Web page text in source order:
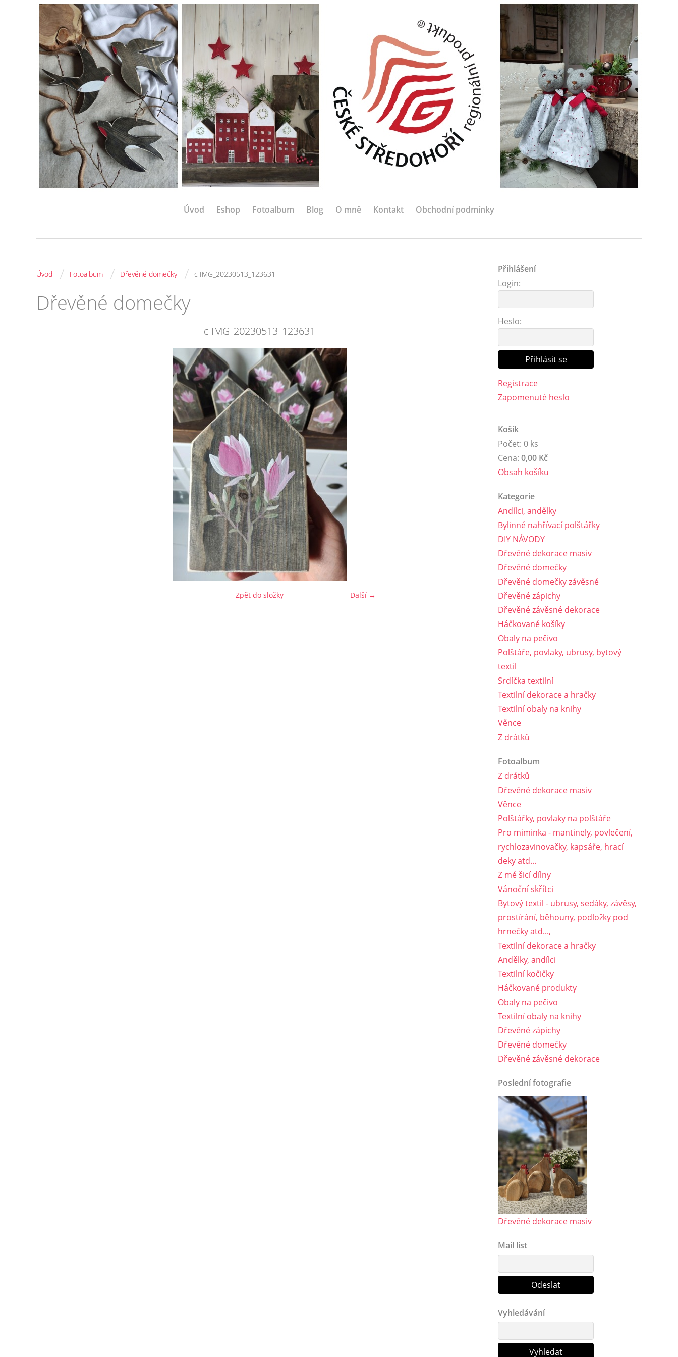
Úvod Eshop Fotoalbum Blog O mně Kontakt Obchodní podmínky
Úvod / Fotoalbum / Dřevěné domečky / c IMG_20230513_123631
Dřevěné domečky
c IMG_20230513_123631
Další →
Zpět do složky
Přihlášení
Login:
Heslo:
Registrace
Zapomenuté heslo
Košík
Počet: 0 ks
Cena: 0,00 Kč
Obsah košíku
Kategorie
Andílci, andělky
Bylinné nahřívací polštářky
DIY NÁVODY
Dřevěné dekorace masiv
Dřevěné domečky
Dřevěné domečky závěsné
Dřevěné zápichy
Dřevěné závěsné dekorace
Háčkované košíky
Obaly na pečivo
Polštáře, povlaky, ubrusy, bytový
textil
Srdíčka textilní
Textilní dekorace a hračky
Textilní obaly na knihy
Věnce
Z drátků
Fotoalbum
Z drátků
Dřevěné dekorace masiv
Věnce
Polštářky, povlaky na polštáře
Pro miminka - mantinely, povlečení,
rychlozavinovačky, kapsáře, hrací
deky atd...
Z mé šicí dílny
Vánoční skřítci
Bytový textil - ubrusy, sedáky, závěsy,
prostírání, běhouny, podložky pod
hrnečky atd...,
Textilní dekorace a hračky
Andělky, andílci
Textilní kočičky
Háčkované produkty
Obaly na pečivo
Textilní obaly na knihy
Dřevěné zápichy
Dřevěné domečky
Dřevěné závěsné dekorace
Poslední fotografie
Dřevěné dekorace masiv
Mail list
Vyhledávání